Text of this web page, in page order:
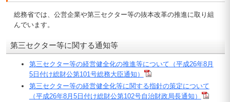
総務省では、公営企業や第三セクター等の抜本改革の推進に取り組
んでいます。
第三セクター等に関する通知等
第三セクター等の経営健全化の推進等について（平成26年8月
5日付け総財公第101号総務大臣通知）
第三セクター等の経営健全化等に関する指針の策定について
（平成26年8月5日付け総財公第102号自治財政局長通知）